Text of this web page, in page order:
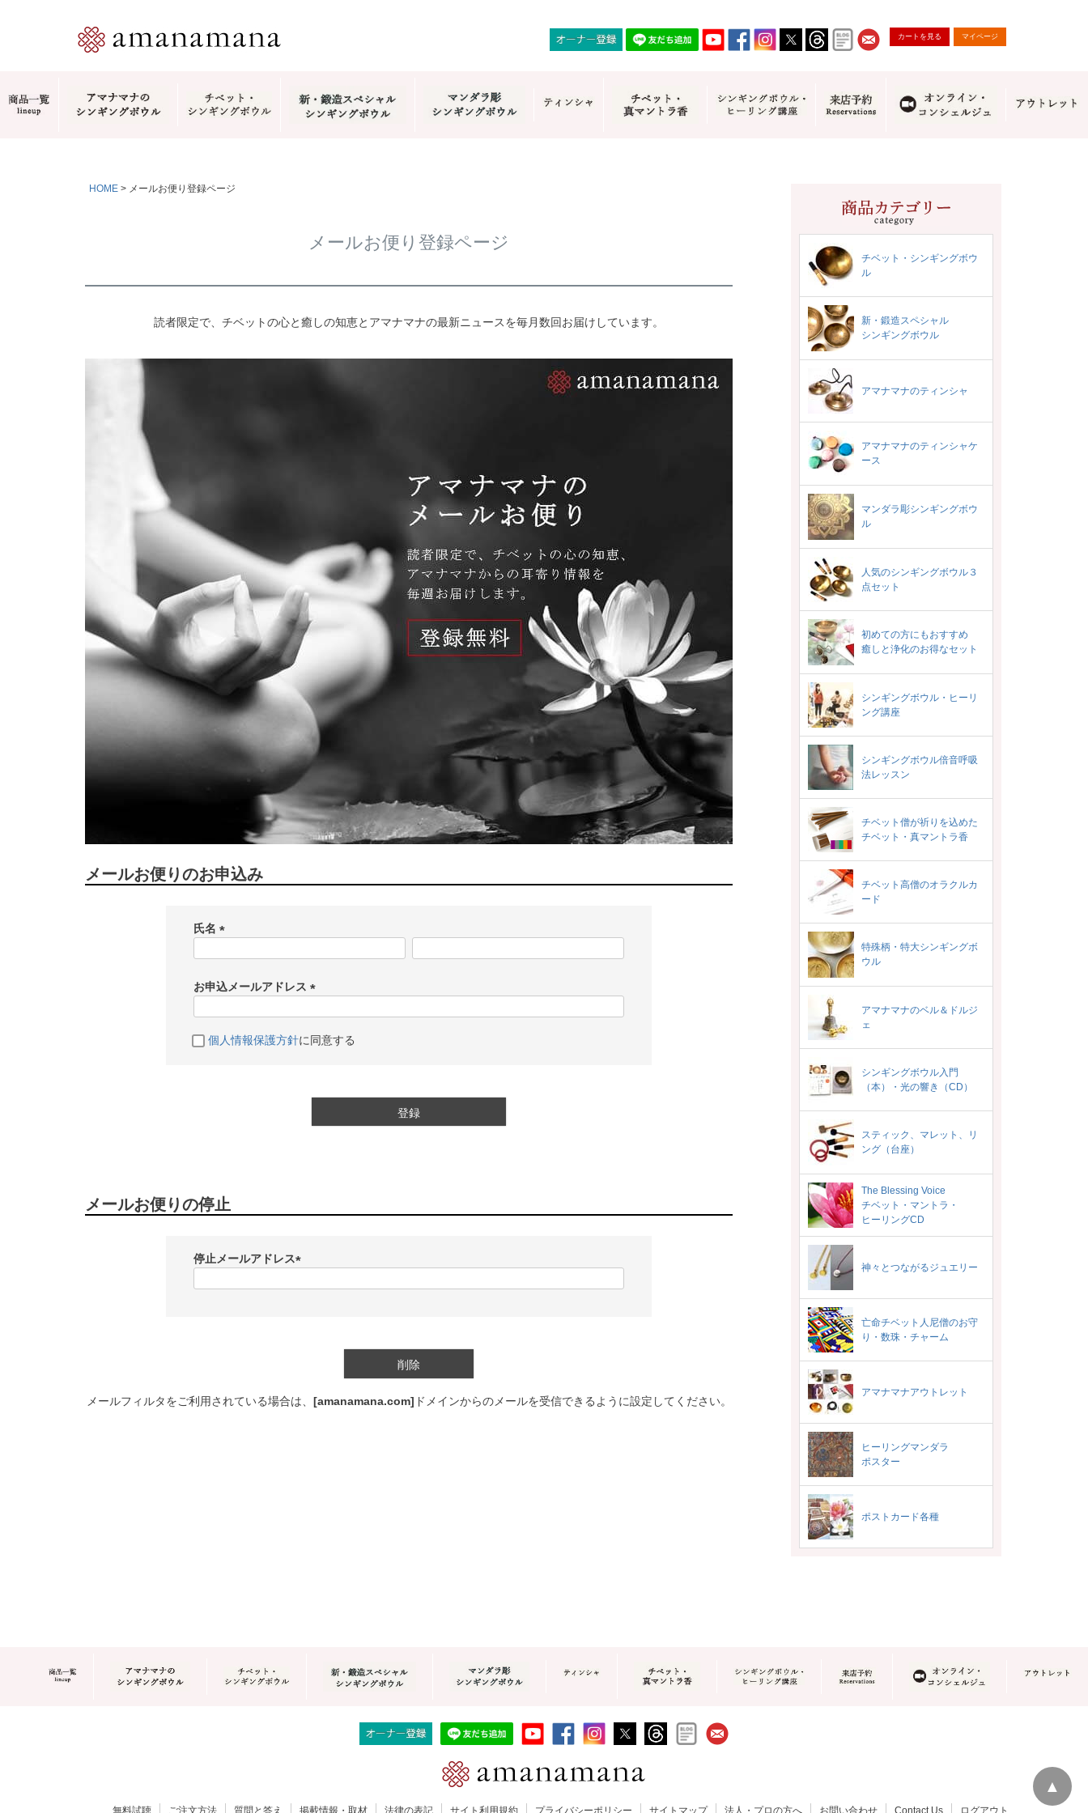
カートを見る マイページ
HOME メールお便り登録ページ
メールお便り登録ページ
読者限定で、チベットの心と癒しの知恵とアマナマナの最新ニュースを毎月数回お届けしています。
メールお便りのお申込み
氏名
須
)
お申込メールアドレス
須
個人情報保護方針に同意する
登録
メールお便りの停止
停止メールアドレス
削除
メールフィルタをご利用されている場合は、 [amanamana.com] ドメインからのメールを受信できるように設定してください。
チベット・シンギングボウ
ル
新・鍛造スペシャル
シンギングボウル
アマナマナのティンシャ
アマナマナのティンシャケ
ース
マンダラ彫シンギングボウ
ル
人気のシンギングボウル３
点セット
初めての方にもおすすめ
癒しと浄化のお得なセット
シンギングボウル・ヒーリ
ング講座
シンギングボウル倍音呼吸
法レッスン
チベット僧が祈りを込めた
チベット・真マントラ香
チベット高僧のオラクルカ
ード
特殊柄・特大シンギングボ
ウル
アマナマナのベル＆ドルジ
ェ
シンギングボウル入門
（本）・光の響き（CD）
スティック、マレット、リ
ング（台座）
The Blessing Voice
チベット・マントラ・
ヒーリングCD
神々とつながるジュエリー
亡命チベット人尼僧のお守
り・数珠・チャーム
アマナマナアウトレット
ヒーリングマンダラ
ポスター
ポストカード各種
無料試聴 ご注文方法 質問と答え 掲載情報・取材 法律の表記 サイト利用規約 プライバシーポリシー サイトマップ 法人・プロの方へ お問い合わせ Contact Us ログアウト
▲